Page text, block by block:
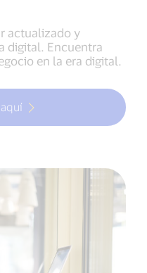
actualizado y
digital. Encuentra
en la era digital.